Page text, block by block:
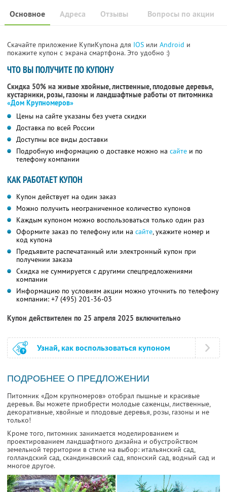
Основное Отзывы Вопросы по акции
Адреса
Скачайте приложение КупиКупона для IOS или Android и
покажите купон с экрана смартфона. Это удобно :)
ЧТО ВЫ ПОЛУЧИТЕ ПО КУПОНУ
Скидка 50% на живые хвойные, лиственные, плодовые деревья,
кустарники, розы, газоны и ландшафтные работы от питомника
«Дом Крупномеров»
Цены на сайте указаны без учета скидки
Доставка по всей России
Доступны все виды доставки
Подробную информацию о доставке можно на сайте и по
телефону компании
КАК РАБОТАЕТ КУПОН
Купон действует на один заказ
Можно получить неограниченное количество купонов
Каждым купоном можно воспользоваться только один раз
Оформите заказ по телефону или на сайте, укажите номер и
код купона
Предъявите распечатанный или электронный купон при
получении заказа
Скидка не суммируется с другими спецпредложениями
компании
Информацию по условиям акции можно уточнить по телефону
компании: +7 (495) 201-36-03
Купон действителен по 25 апреля 2025 включительно
Узнай, как воспользоваться купоном
ПОДРОБНЕЕ О ПРЕДЛОЖЕНИИ
Питомник «Дом крупномеров» отобрал пышные и красивые
деревья. Вы можете приобрести молодые саженцы, лиственные,
декоративные, хвойные и плодовые деревья, розы, газоны и не
только!
Кроме того, питомник занимается моделированием и
проектированием ландшафтного дизайна и обустройством
земельной территории в стиле на выбор: итальянский сад,
голландский сад, скандинавский сад, японский сад, водный сад и
многое другое.